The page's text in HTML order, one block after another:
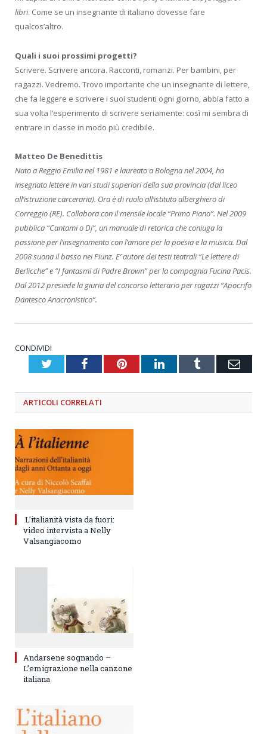
libri. Come se un insegnante di italiano dovesse fare
qualcos’altro.
Quali i suoi prossimi progetti?
Scrivere. Scrivere ancora. Racconti, romanzi. Per bambini, per
ragazzi. Vedremo. Trovo importante che un insegnante di lettere,
che fa leggere e scrivere i suoi studenti ogni giorno, abbia fatto a
sua volta l’esperimento di scrivere seriamente: così mi sembra di
entrare in classe in modo più credibile.
Matteo De Benedittis
Nato a Reggio Emilia nel 1981 e laureato a Bologna nel 2004, ha
insegnato lettere in vari studi superiori della sua provincia (dal liceo
all’istruzione carceraria). Ora è di ruolo all’istituto alberghiero di
Correggio (RE). Collabora con il mensile locale “Primo Piano”. Nel 2009
pubblica “Cantami o Dj”, un manuale di retorica che coniuga la
passione per l’insegnamento con l’amore per la poesia e la musica. Dal
2008 suona il basso nei Piunz. E’ autore dei testi teatrali “Le lettere di
Berlicche” e “I fantasmi di Padre Brown” per la compagnia Fucina Pacis.
Dal 2012 presiede la giuria del concorso letterario per ragazzi “Apocrifo
Dantesco Anacronistico”.
CONDIVIDI
TwitterFacebookPinterestLinkedInTumblr
ARTICOLI CORRELATI
L’italianità vista da fuori:
video intervista a Nelly
Valsangiacomo
Andarsene sognando –
L’emigrazione nella canzone
italiana